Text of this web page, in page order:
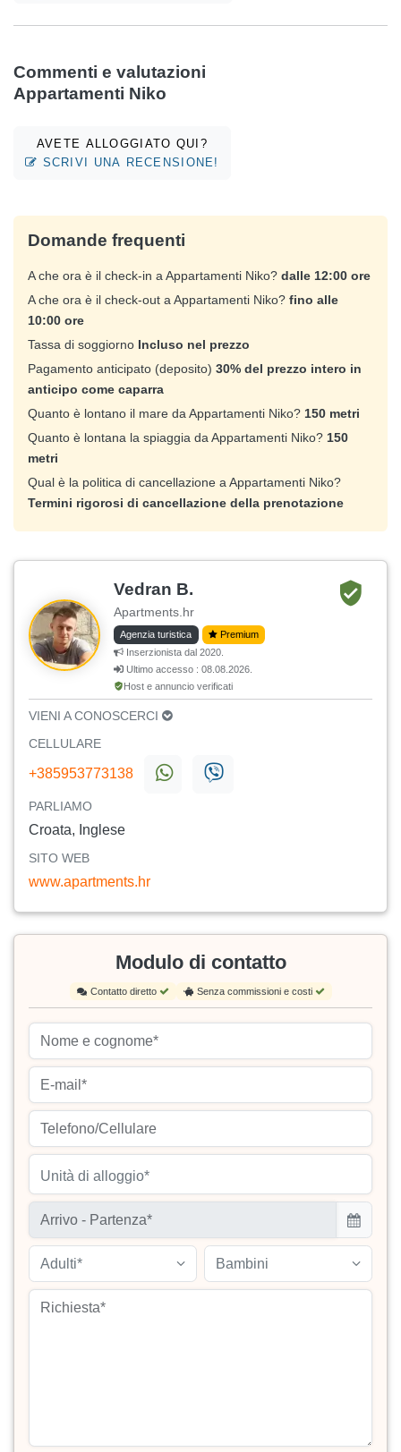
Commenti e valutazioni
Appartamenti Niko
AVETE ALLOGGIATO QUI?
SCRIVI UNA RECENSIONE!
Domande frequenti
A che ora è il check-in a Appartamenti Niko? dalle 12:00 ore
A che ora è il check-out a Appartamenti Niko? fino alle
10:00 ore
Tassa di soggiorno Incluso nel prezzo
Pagamento anticipato (deposito) 30% del prezzo intero in
anticipo come caparra
Quanto è lontano il mare da Appartamenti Niko? 150 metri
Quanto è lontana la spiaggia da Appartamenti Niko? 150
metri
Qual è la politica di cancellazione a Appartamenti Niko?
Termini rigorosi di cancellazione della prenotazione
Vedran B.
Apartments.hr
Agenzia turistica
Premium
Inserzionista dal 2020.
Ultimo accesso : 08.08.2026.
Host e annuncio verificati
VIENI A CONOSCERCI
CELLULARE
+385953773138
PARLIAMO
Croata, Inglese
SITO WEB
www.apartments.hr
Modulo di contatto
Contatto diretto Senza commissioni e costi
Unità di alloggio*
Adulti* Bambini